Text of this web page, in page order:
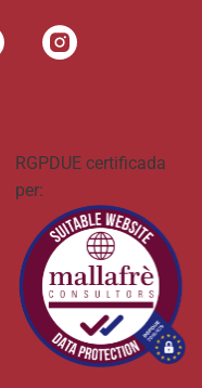
RGPDUE certificada
per: